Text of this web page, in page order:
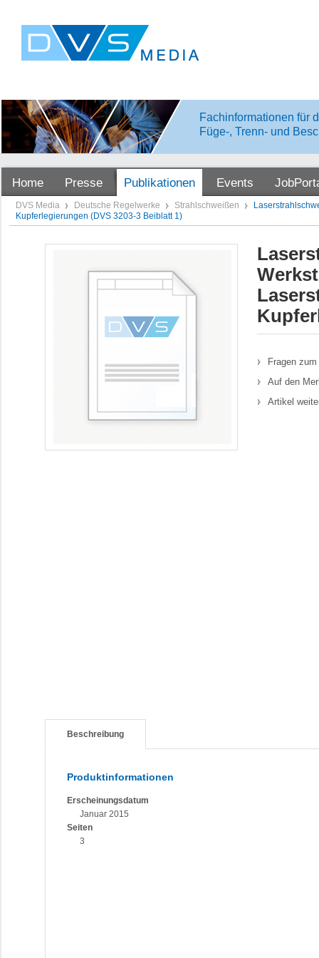
Fachinformationen für
Füge-, Trenn- und
Home Presse Publikationen Events
DVS Media Deutsche Regelwerke Strahlschweißen
Kupferlegierungen (DVS 3203-3 Beiblatt 1)
Fragen
Auf den
Artikel
Beschreibung
Produktinformationen
Erscheinungsdatum
Januar 2015
Seiten
3